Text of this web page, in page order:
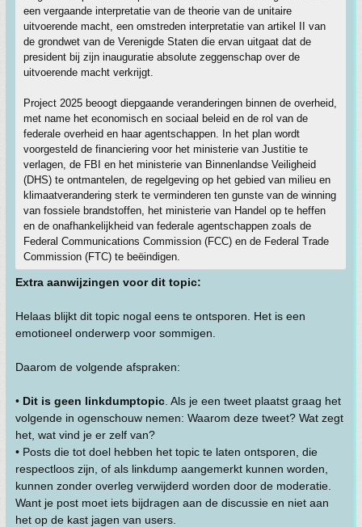
een vergaande interpretatie van de theorie van de unitaire
uitvoerende macht, een omstreden interpretatie van artikel II van
de grondwet van de Verenigde Staten die ervan uitgaat dat de
president bij zijn inauguratie absolute zeggenschap over de
uitvoerende macht verkrijgt.
Project 2025 beoogt diepgaande veranderingen binnen de overheid,
met name het economisch en sociaal beleid en de rol van de
federale overheid en haar agentschappen. In het plan wordt
voorgesteld de financiering voor het ministerie van Justitie te
verlagen, de FBI en het ministerie van Binnenlandse Veiligheid
(DHS) te ontmantelen, de regelgeving op het gebied van milieu en
klimaatverandering sterk te verminderen ten gunste van de winning
van fossiele brandstoffen, het ministerie van Handel op te heffen
en de onafhankelijkheid van federale agentschappen zoals de
Federal Communications Commission (FCC) en de Federal Trade
Commission (FTC) te beëindigen.
Extra aanwijzingen voor dit topic:
Helaas blijkt dit topic nogal eens te ontsporen. Het is een
emotioneel onderwerp voor sommigen.
Daarom de volgende afspraken:
• Dit is geen linkdumptopic . Als je een tweet plaatst graag het
volgende in ogenschouw nemen: Waarom deze tweet? Wat zegt
het, wat vind je er zelf van?
• Posts die tot doel hebben het topic te laten ontsporen, die
respectloos zijn, of als linkdump aangemerkt kunnen worden,
kunnen zonder overleg verwijderd worden door de moderatie.
Want je post moet iets bijdragen aan de discussie en niet aan
het op de kast jagen van users.